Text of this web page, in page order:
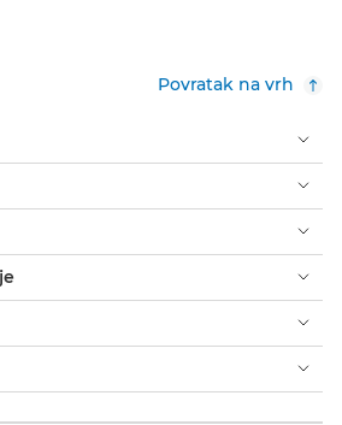
Povratak na vrh